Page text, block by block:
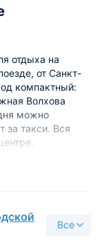
отдыха на
от Санкт-
компактный:
Волхова
можно
за такси. Вся
на центре,
удобства. Всё
Все